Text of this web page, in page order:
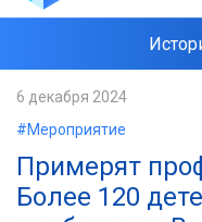
6 декабря 2024
#Мероприятие
Примерят
Более 120